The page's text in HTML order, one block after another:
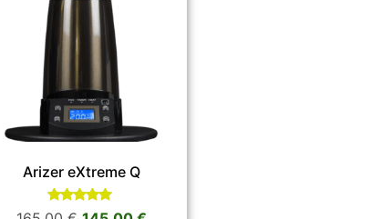
Arizer eXtreme Q
Βαθμολογήθηκε